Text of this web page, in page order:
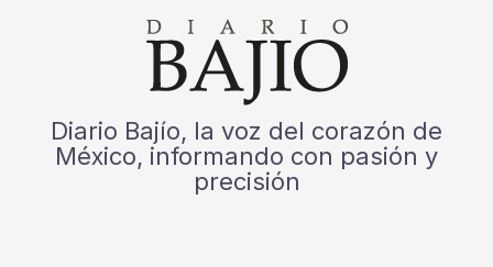
Diario Bajío, la voz del corazón de
México, informando con pasión y
precisión